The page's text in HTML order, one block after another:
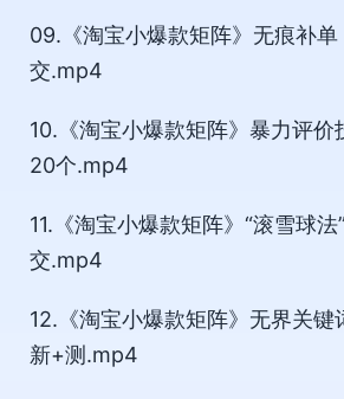
09.《淘宝小爆款矩阵》无痕补
交.mp4
10.《淘宝小爆款矩阵》暴力评价
20个.mp4
11.《淘宝小爆款矩阵》“滚雪球
交.mp4
12.《淘宝小爆款矩阵》无界关键
新+测.mp4